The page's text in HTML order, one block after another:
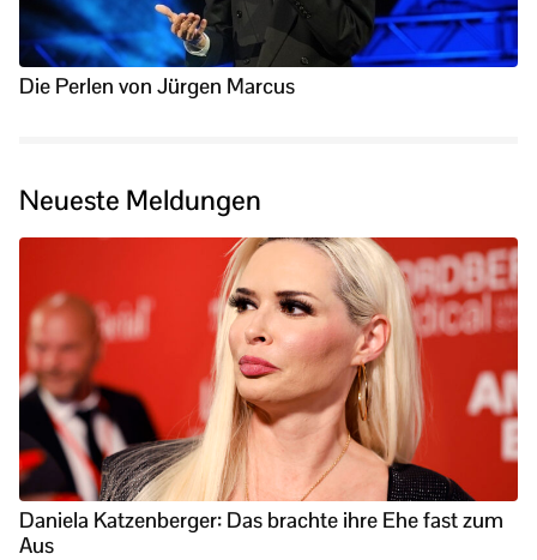
Die Perlen von Jürgen Marcus
Neueste Meldungen
Daniela Katzenberger: Das brachte ihre Ehe fast zum
Aus